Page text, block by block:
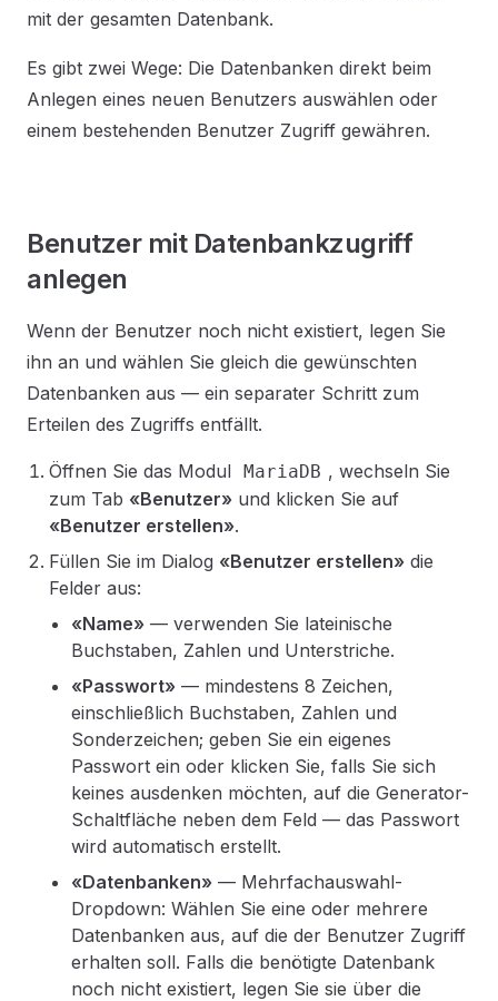
mit der gesamten Datenbank.
Es gibt zwei Wege: Die Datenbanken direkt beim
Anlegen eines neuen Benutzers auswählen oder
einem bestehenden Benutzer Zugriff gewähren.
Benutzer mit Datenbankzugriff
anlegen
Wenn der Benutzer noch nicht existiert, legen Sie
ihn an und wählen Sie gleich die gewünschten
Datenbanken aus — ein separater Schritt zum
Erteilen des Zugriffs entfällt.
Öffnen Sie das Modul MariaDB , wechseln Sie
zum Tab «Benutzer» und klicken Sie auf
«Benutzer erstellen».
Füllen Sie im Dialog «Benutzer erstellen» die
Felder aus:
«Name» — verwenden Sie lateinische
Buchstaben, Zahlen und Unterstriche.
«Passwort» — mindestens 8 Zeichen,
einschließlich Buchstaben, Zahlen und
Sonderzeichen; geben Sie ein eigenes
Passwort ein oder klicken Sie, falls Sie sich
keines ausdenken möchten, auf die Generator-
Schaltfläche neben dem Feld — das Passwort
wird automatisch erstellt.
«Datenbanken» — Mehrfachauswahl-
Dropdown: Wählen Sie eine oder mehrere
Datenbanken aus, auf die der Benutzer Zugriff
erhalten soll. Falls die benötigte Datenbank
noch nicht existiert, legen Sie sie über die